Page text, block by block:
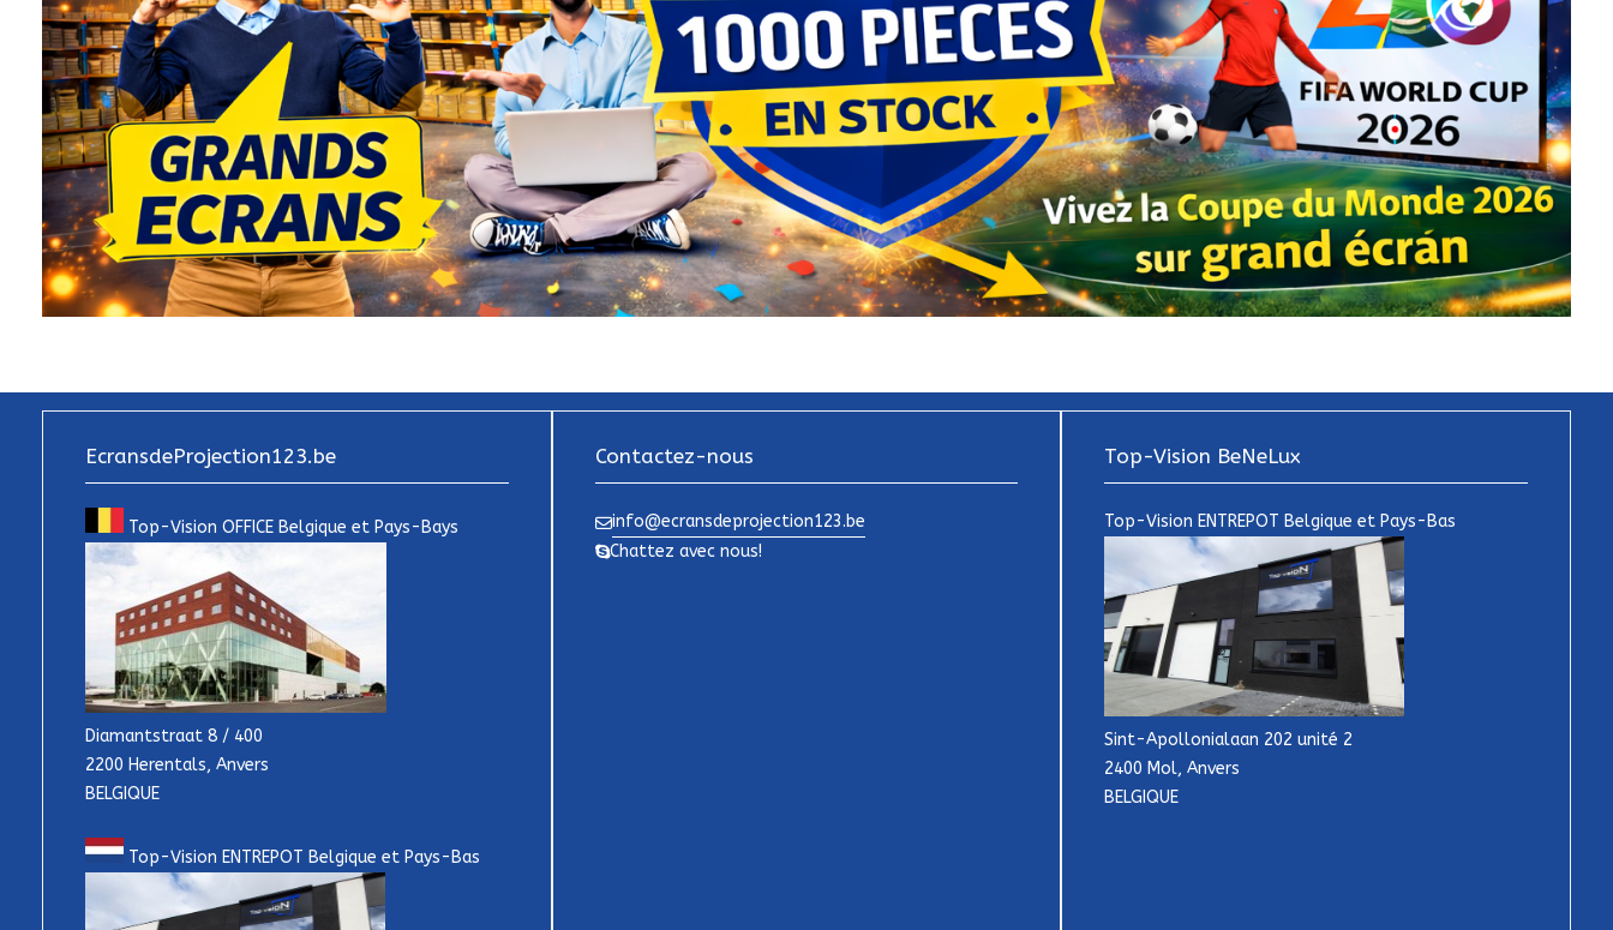
EcransdeProjection123.be
Top-Vision OFFICE Belgique et Pays-Bays
Diamantstraat 8 / 400
2200 Herentals, Anvers
BELGIQUE
Top-Vision ENTREPOT Belgique et Pays-Bas
Contactez-nous
info@ecransdeprojection123.be
Chattez avec nous!
Top-Vision BeNeLux
Top-Vision ENTREPOT Belgique et Pays-Bas
Sint-Apollonialaan 202 unité 2
2400 Mol, Anvers
BELGIQUE